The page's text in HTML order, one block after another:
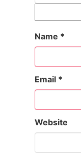
Name *
Email *
Website